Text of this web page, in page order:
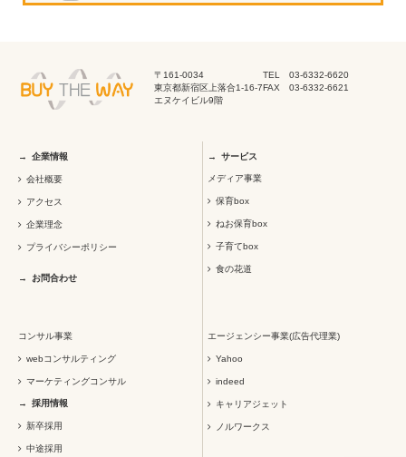
〒161-0034
東京都新宿区上落合1-16-7
エヌケイビル9階
TEL 03-6332-6620
FAX 03-6332-6621
企業情報
会社概要
アクセス
企業理念
プライバシーポリシー
お問合わせ
サービス
メディア事業
保育box
ねお保育box
子育てbox
食の花道
コンサル事業
webコンサルティング
マーケティングコンサル
エージェンシー事業(広告代理業)
Yahoo
indeed
キャリアジェット
ノルワークス
採用情報
新卒採用
中途採用